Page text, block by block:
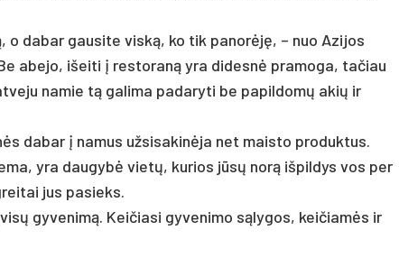
dabar gausite viską, ko tik panorėję, – nuo Azijos
abejo, išeiti į restoraną yra didesnė pramoga, tačiau
namie tą galima padaryti be papildomų akių ir
dabar į namus užsisakinėja net maisto produktus.
yra daugybė vietų, kurios jūsų norą išpildys vos per
jus pasieks.
gyvenimą. Keičiasi gyvenimo sąlygos, keičiamės ir